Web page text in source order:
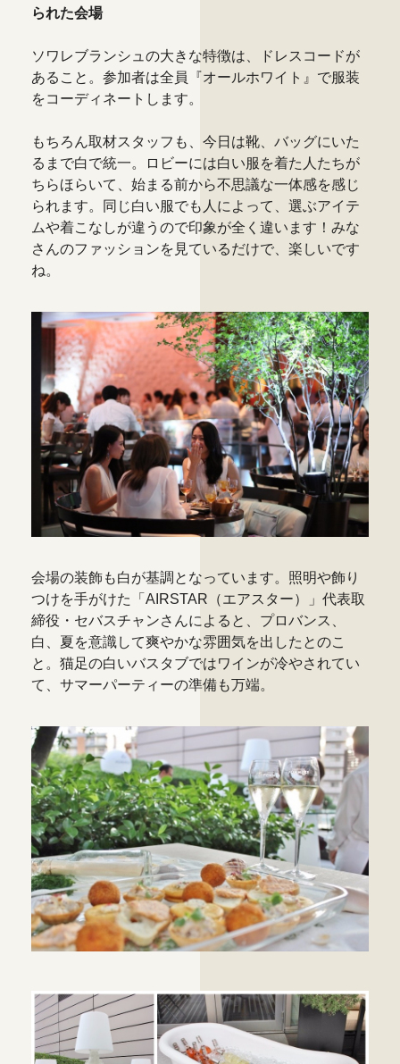
られた会場
ソワレブランシュの大きな特徴は、ドレスコードが
あること。参加者は全員『オールホワイト』で服装
をコーディネートします。
もちろん取材スタッフも、今日は靴、バッグにいた
るまで白で統一。ロビーには白い服を着た人たちが
ちらほらいて、始まる前から不思議な一体感を感じ
られます。同じ白い服でも人によって、選ぶアイテ
ムや着こなしが違うので印象が全く違います！みな
さんのファッションを見ているだけで、楽しいです
ね。
会場の装飾も白が基調となっています。照明や飾り
つけを手がけた「AIRSTAR（エアスター）」代表取
締役・セバスチャンさんによると、プロバンス、
白、夏を意識して爽やかな雰囲気を出したとのこ
と。猫足の白いバスタブではワインが冷やされてい
て、サマーパーティーの準備も万端。